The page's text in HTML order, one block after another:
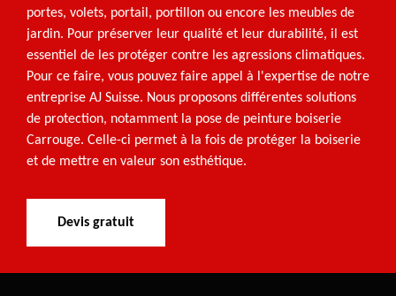
portes, volets, portail, portillon ou encore les meubles de
jardin. Pour préserver leur qualité et leur durabilité, il est
essentiel de les protéger contre les agressions climatiques.
Pour ce faire, vous pouvez faire appel à l'expertise de notre
entreprise AJ Suisse. Nous proposons différentes solutions
de protection, notamment la pose de peinture boiserie
Carrouge. Celle-ci permet à la fois de protéger la boiserie
et de mettre en valeur son esthétique.
Devis gratuit